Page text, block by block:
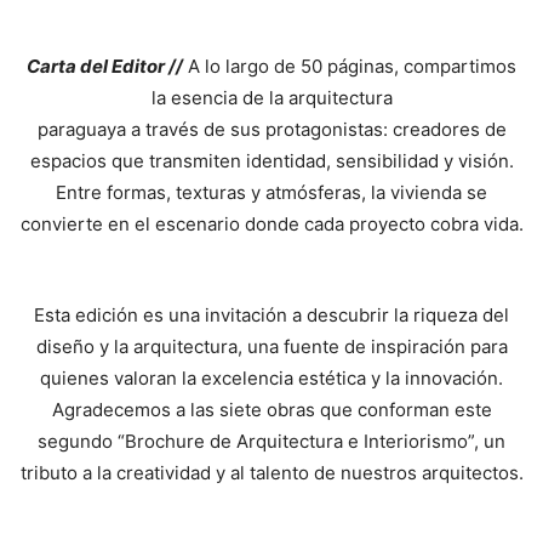
Carta del Editor //A lo largo de 50 páginas, compartimos
la esencia de la arquitectura
paraguaya a través de sus protagonistas: creadores de
espacios que transmiten identidad, sensibilidad y visión.
Entre formas, texturas y atmósferas, la vivienda se
convierte en el escenario donde cada proyecto cobra vida.
Esta edición es una invitación a descubrir la riqueza del
diseño y la arquitectura, una fuente de inspiración para
quienes valoran la excelencia estética y la innovación.
Agradecemos a las siete obras que conforman este
segundo “Brochure de Arquitectura e Interiorismo”, un
tributo a la creatividad y al talento de nuestros arquitectos.